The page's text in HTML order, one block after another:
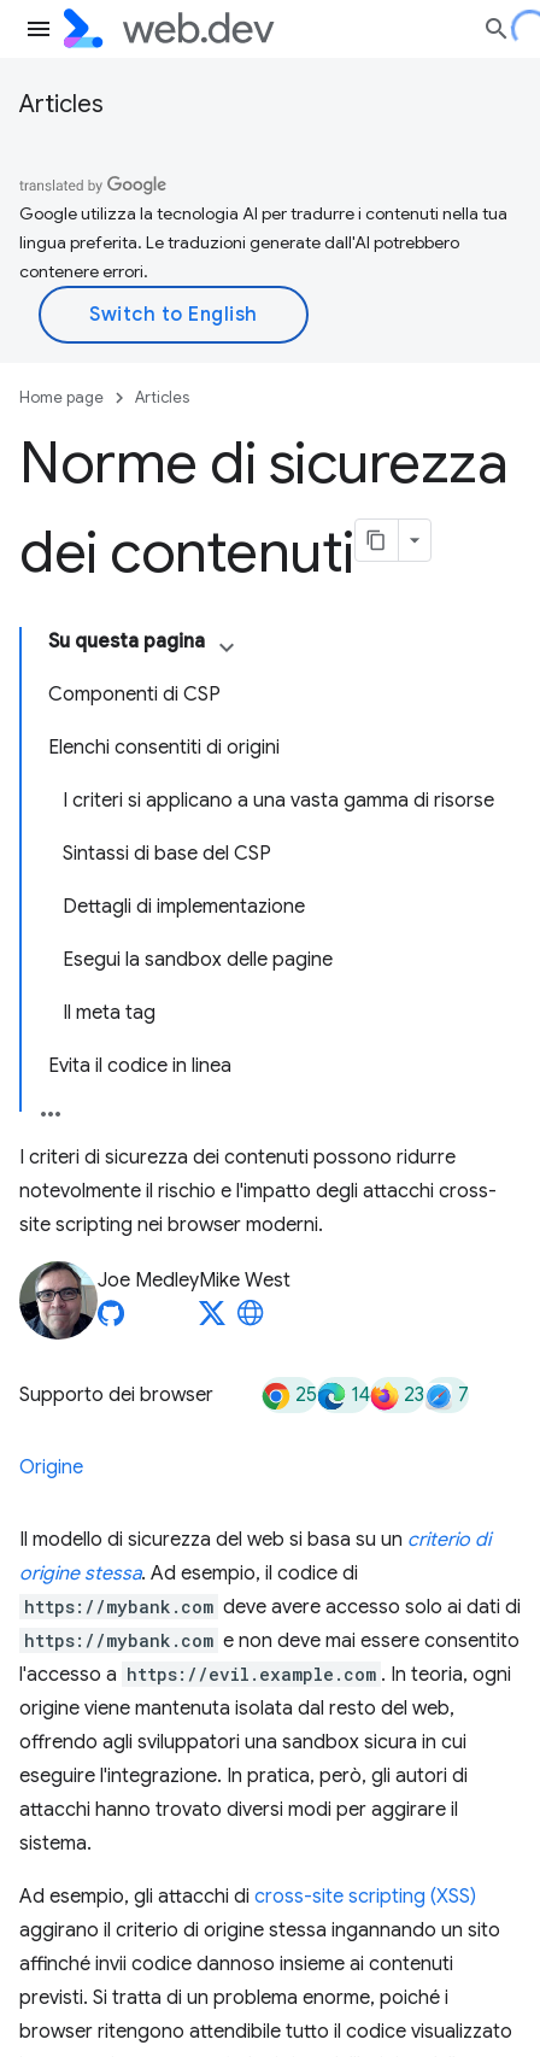
Articles
Google utilizza la tecnologia AI per tradurre i contenuti nella tua
lingua preferita. Le traduzioni generate dall'AI potrebbero
contenere errori.
Home page Articles
Norme di sicurezza
dei contenuti
Su questa pagina
Componenti di CSP
Elenchi consentiti di origini
I criteri si applicano a una vasta gamma di risorse
Sintassi di base del CSP
Dettagli di implementazione
Esegui la sandbox delle pagine
Il meta tag
Evita il codice in linea
I criteri di sicurezza dei contenuti possono ridurre
notevolmente il rischio e l'impatto degli attacchi cross-
site scripting nei browser moderni.
Joe MedleyMike West
Supporto dei browser 25 14 23 7
Origine
Il modello di sicurezza del web si basa su un criterio di
origine stessa. Ad esempio, il codice di
https://mybank.com deve avere accesso solo ai dati di
https://mybank.com e non deve mai essere consentito
l'accesso a https://evil.example.com . In teoria, ogni
origine viene mantenuta isolata dal resto del web,
offrendo agli sviluppatori una sandbox sicura in cui
eseguire l'integrazione. In pratica, però, gli autori di
attacchi hanno trovato diversi modi per aggirare il
sistema.
Ad esempio, gli attacchi di cross-site scripting (XSS)
aggirano il criterio di origine stessa ingannando un sito
affinché invii codice dannoso insieme ai contenuti
previsti. Si tratta di un problema enorme, poiché i
browser ritengono attendibile tutto il codice visualizzato